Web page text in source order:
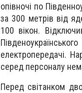
опівночі по
за 300 метрів від
100 вікон.
електропередачі.
серед персоналу
Перед світанком